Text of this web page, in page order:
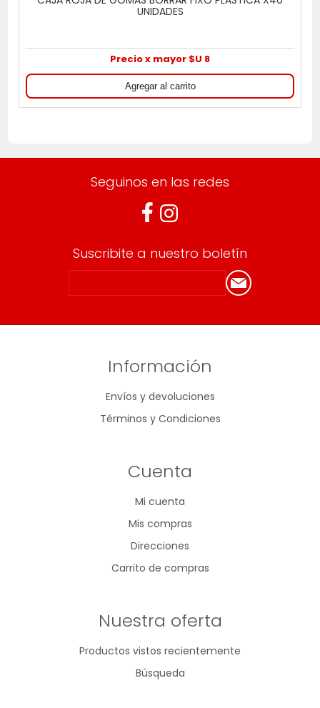
UNIDADES
Precio x mayor $U 8
Seguinos en las redes
Suscribite a nuestro boletín
Información
Envíos y devoluciones
Términos y Condiciones
Cuenta
Mi cuenta
Mis compras
Direcciones
Carrito de compras
Nuestra oferta
Productos vistos recientemente
Búsqueda